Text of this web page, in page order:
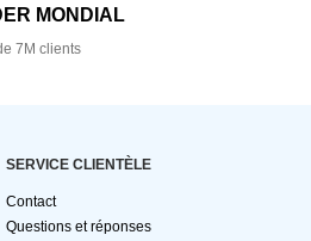
MONDIAL
7M clients
SERVICE CLIENTÈLE
Contact
Questions et réponses